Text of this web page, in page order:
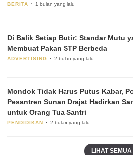
BERITA 1 bulan yang lalu
Di Balik Setiap Butir: Standar Mutu
Membuat Pakan STP Berbeda
ADVERTISING 2 bulan yang lalu
Mondok Tidak Harus Putus Kabar,
Pesantren Sunan Drajat Hadirkan
untuk Orang Tua Santri
PENDIDIKAN 2 bulan yang lalu
LIHAT SEMUA